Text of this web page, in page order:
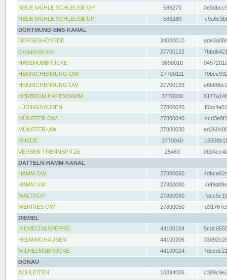
NEUE MÜHLE SCHLEUSE OP
586270
NEUE MÜHLE SCHLEUSE UP
586280
DORTMUND-EMS-KANAL
BERGESHÖVEDE
34000010
Groppenbruch
27700122
HASEHUBBRÜCKE
3690010
HENRICHENBURG OW
27700111
HENRICHENBURG UW
27700133
HERBRUM HAFENDAMM
3770030
LÜDINGHAUSEN
27800020
MÜNSTER OW
27800040
MÜNSTER UW
27800030
RHEDE
3770040
VERSEN TRENNSPITZE
25463
DATTELN-HAMM-KANAL
HAMM OW
27800060
HAMM UW
27800080
WALTROP
27800090
WERRIES OW
27800050
DIEMEL
DIEMELTALSPERRE
44100104
HELMINGHAUSEN
44100206
WILHELMSBRÜCKE
44100024
DONAU
ACHLEITEN
10094006